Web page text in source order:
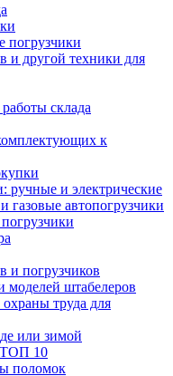
погрузчики
и другой техники для
склада
к
ручные и электрические
газовые автопогрузчики
и погрузчиков
моделей штабелеров
труда для
или зимой
ТОП 10
поломок